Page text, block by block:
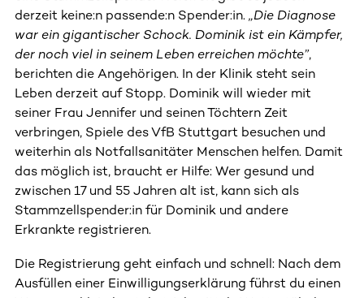
derzeit keine:n passende:n Spender:in. „Die Diagnose
war ein gigantischer Schock. Dominik ist ein Kämpfer,
der noch viel in seinem Leben erreichen möchte”,
berichten die Angehörigen. In der Klinik steht sein
Leben derzeit auf Stopp. Dominik will wieder mit
seiner Frau Jennifer und seinen Töchtern Zeit
verbringen, Spiele des VfB Stuttgart besuchen und
weiterhin als Notfallsanitäter Menschen helfen. Damit
das möglich ist, braucht er Hilfe: Wer gesund und
zwischen 17 und 55 Jahren alt ist, kann sich als
Stammzellspender:in für Dominik und andere
Erkrankte registrieren.
Die Registrierung geht einfach und schnell: Nach dem
Ausfüllen einer Einwilligungserklärung führst du einen